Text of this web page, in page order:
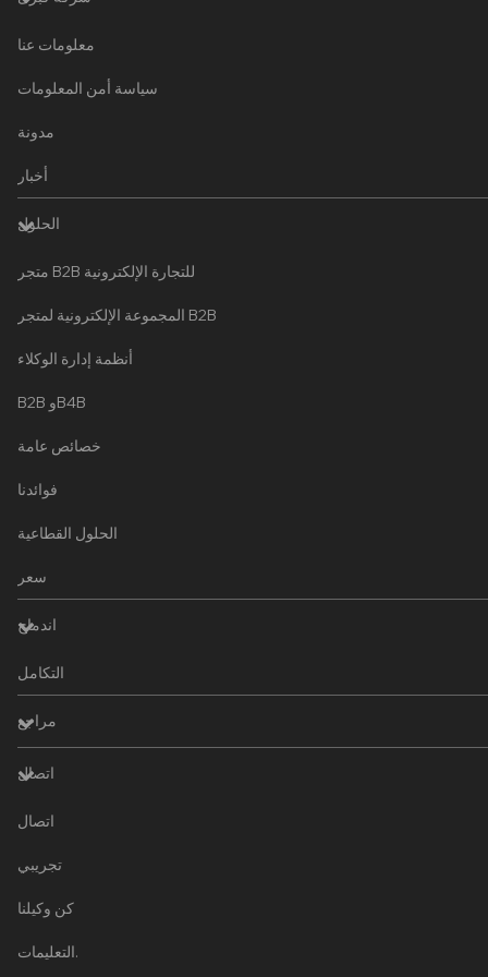
معلومات عنا
سياسة أمن المعلومات
مدونة
أخبار
الحلول
متجر B2B للتجارة الإلكترونية
المجموعة الإلكترونية لمتجر B2B
أنظمة إدارة الوكلاء
B2B وB4B
خصائص عامة
فوائدنا
الحلول القطاعية
سعر
اندماج
التكامل
مراجع
اتصال
اتصال
تجريبي
كن وكيلنا
التعليمات.